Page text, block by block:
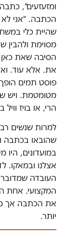
ומזעזעים",
הכתבה. "אני לא
שהיית כלי
מסוימת ולהבין
הסיבה שאת
את. אלא עוד.
פוסט תמים
מטומטמת. ויש
הרי, או בויז וויל
למרות שנשים
שהובאו בכתבה
במועדונים,
אצלנו ובמאקו.
העובדה שמדובר
המקצועי. אחת
את הכתבה אך
יותר.